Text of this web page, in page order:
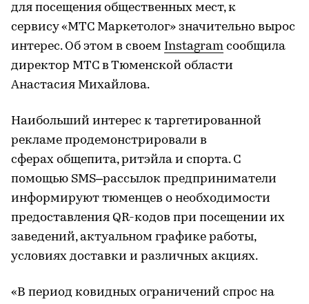
для посещения общественных мест, к
сервису «МТС Маркетолог» значительно вырос
интерес. Об этом в своем Instagram сообщила
директор МТС в Тюменской области
Анастасия Михайлова.
Наибольший интерес к таргетированной
рекламе продемонстрировали в
сферах общепита, ритэйла и спорта. С
помощью SMS–рассылок предприниматели
информируют тюменцев о необходимости
предоставления QR-кодов при посещении их
заведений, актуальном графике работы,
условиях доставки и различных акциях.
«В период ковидных ограничений спрос на